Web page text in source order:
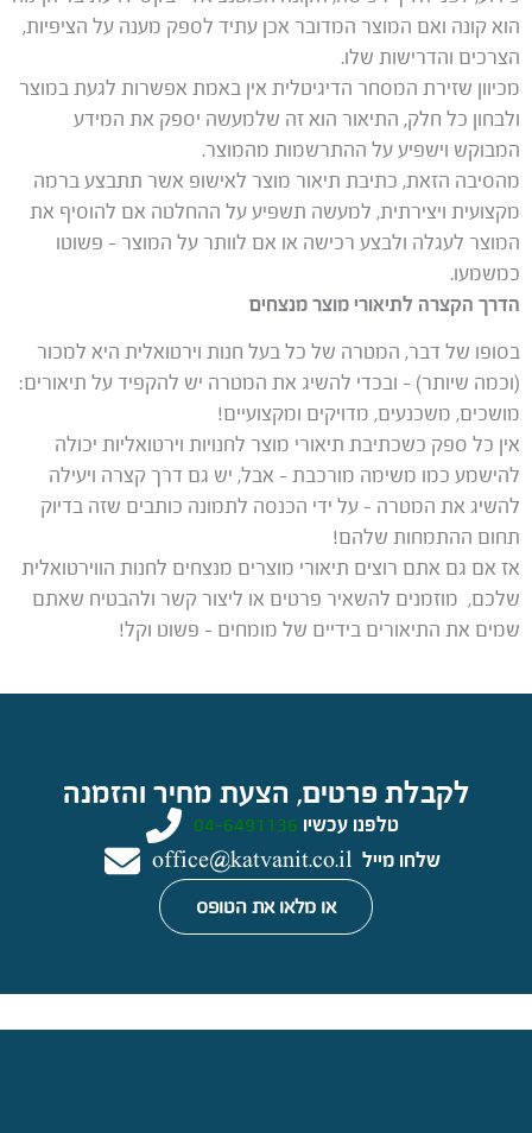
הוא קונה ואם המוצר המדובר אכן עתיד לספק מענה על הציפיות,
הצרכים והדרישות שלו.
מכיוון שזירת המסחר הדיגיטלית אין באמת אפשרות לגעת במוצר
ולבחון כל חלק, התיאור הוא זה שלמעשה יספק את המידע
המבוקש וישפיע על ההתרשמות מהמוצר.
מהסיבה הזאת, כתיבת תיאור מוצר לאישופ אשר תתבצע ברמה
מקצועית ויצירתית, למעשה תשפיע על ההחלטה אם להוסיף את
המוצר לעגלה ולבצע רכישה או אם לוותר על המוצר – פשוטו
כמשמעו.
הדרך הקצרה לתיאורי מוצר מנצחים
בסופו של דבר, המטרה של כל בעל חנות וירטואלית היא למכור
(וכמה שיותר) – ובכדי להשיג את המטרה יש להקפיד על תיאורים:
מושכים, משכנעים, מדויקים ומקצועיים!
אין כל ספק כשכתיבת תיאורי מוצר לחנויות וירטואליות יכולה
להישמע כמו משימה מורכבת – אבל, יש גם דרך קצרה ויעילה
להשיג את המטרה – על ידי הכנסה לתמונה כותבים שזה בדיוק
תחום ההתמחות שלהם!
אז אם גם אתם רוצים תיאורי מוצרים מנצחים לחנות הווירטואלית
שלכם, מוזמנים להשאיר פרטים או ליצור קשר ולהבטיח שאתם
שמים את התיאורים בידיים של מומחים – פשוט וקל!
לקבלת פרטים, הצעת מחיר והזמנה
טלפנו עכשיו 04-6491136
שלחו מייל office@katvanit.co.il
או מלאו את הטופס